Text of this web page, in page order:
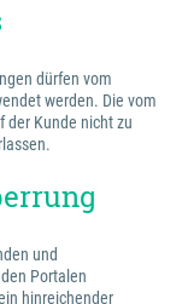
dürfen vom
werden. Die vom
der Kunde nicht zu
und
Portalen
hinreichender